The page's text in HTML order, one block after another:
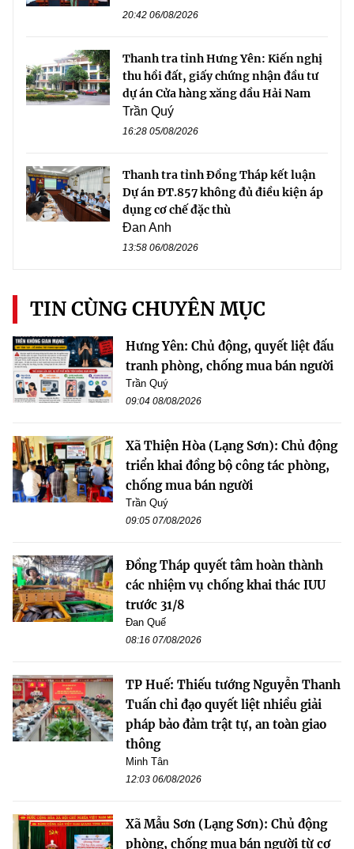
20:42 06/08/2026
Thanh tra tỉnh Hưng Yên: Kiến nghị
thu hồi đất, giấy chứng nhận đầu tư
dự án Cửa hàng xăng dầu Hải Nam
Trần Quý
16:28 05/08/2026
Thanh tra tỉnh Đồng Tháp kết luận
Dự án ĐT.857 không đủ điều kiện áp
dụng cơ chế đặc thù
Đan Anh
13:58 06/08/2026
TIN CÙNG CHUYÊN MỤC
Hưng Yên: Chủ động, quyết liệt đấu
tranh phòng, chống mua bán người
Trần Quý
09:04 08/08/2026
Xã Thiện Hòa (Lạng Sơn): Chủ động
triển khai đồng bộ công tác phòng,
chống mua bán người
Trần Quý
09:05 07/08/2026
Đồng Tháp quyết tâm hoàn thành
các nhiệm vụ chống khai thác IUU
trước 31/8
Đan Quế
08:16 07/08/2026
TP Huế: Thiếu tướng Nguyễn Thanh
Tuấn chỉ đạo quyết liệt nhiều giải
pháp bảo đảm trật tự, an toàn giao
thông
Minh Tân
12:03 06/08/2026
Xã Mẫu Sơn (Lạng Sơn): Chủ động
phòng, chống mua bán người từ cơ